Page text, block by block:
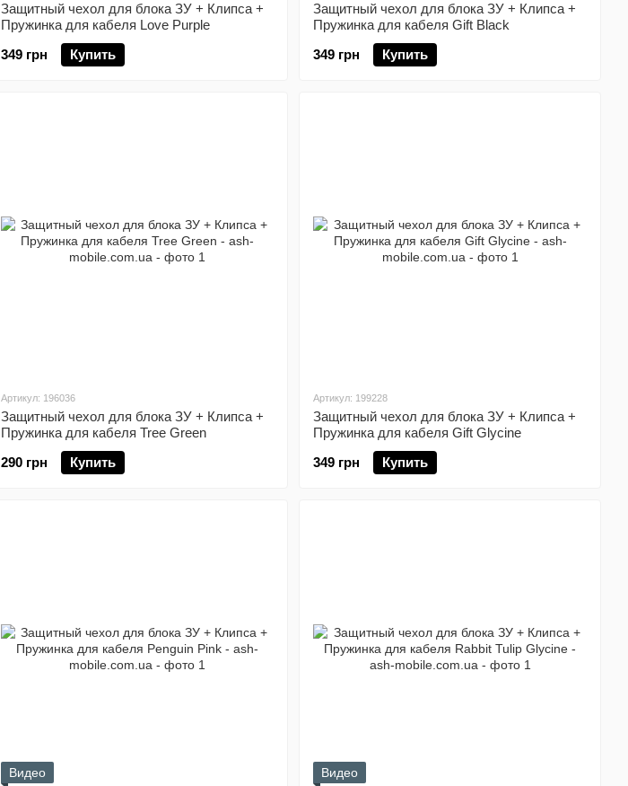
Защитный чехол для блока ЗУ + Клипса +
Пружинка для кабеля Love Purple
349 грн
Купить
Защитный чехол для блока ЗУ + Клипса +
Пружинка для кабеля Gift Black
349 грн
Купить
Артикул: 196036
Защитный чехол для блока ЗУ + Клипса +
Пружинка для кабеля Tree Green
290 грн
Купить
Артикул: 199228
Защитный чехол для блока ЗУ + Клипса +
Пружинка для кабеля Gift Glycine
349 грн
Купить
Видео Видео